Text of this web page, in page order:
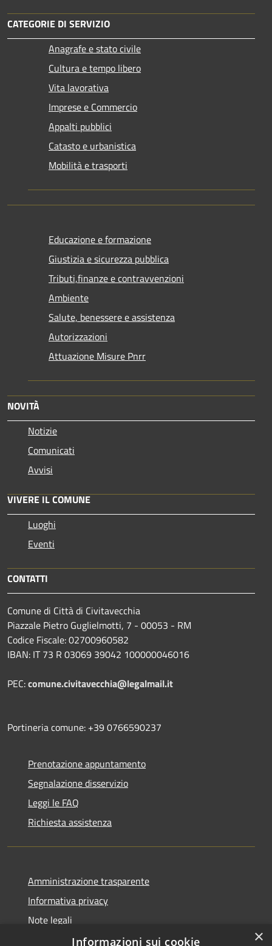
CATEGORIE DI SERVIZIO
Anagrafe e stato civile
Cultura e tempo libero
Vita lavorativa
Imprese e Commercio
Appalti pubblici
Catasto e urbanistica
Mobilità e trasporti
Educazione e formazione
Giustizia e sicurezza pubblica
Tributi,finanze e contravvenzioni
Ambiente
Salute, benessere e assistenza
Autorizzazioni
Attuazione Misure Pnrr
NOVITÀ
Notizie
Comunicati
Avvisi
VIVERE IL COMUNE
Luoghi
Eventi
CONTATTI
Comune di Città di Civitavecchia
Piazzale Pietro Guglielmotti, 7 - 00053 - RM
Codice Fiscale: 02700960582
IBAN: IT 73 R 03069 39042 100000046016
PEC:comune.civitavecchia@legalmail.it
Portineria comune: +39 0766590237
Prenotazione appuntamento
Segnalazione disservizio
Leggi le FAQ
Richiesta assistenza
Amministrazione trasparente
Informativa privacy
Note legali
Dichiarazione di accessibilità
×
Informazioni sui cookie